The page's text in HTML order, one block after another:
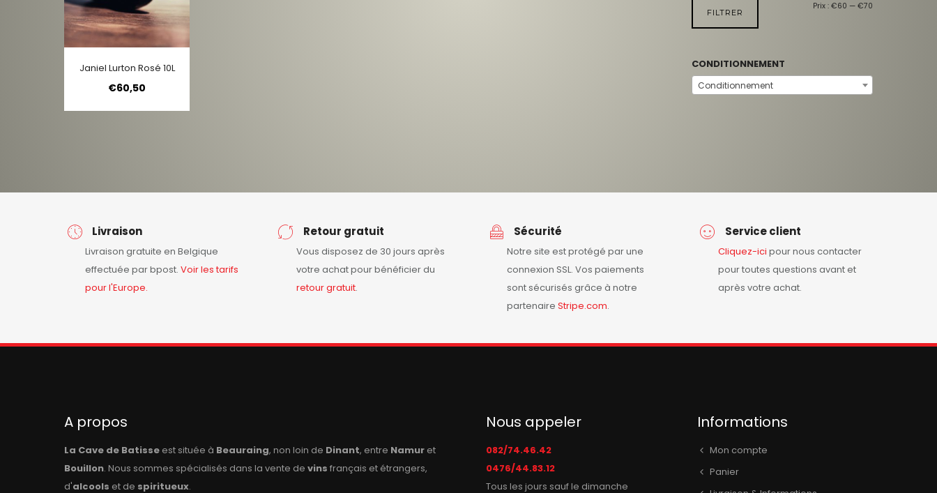
Janiel Lurton Rosé 10L
€60,50
FILTRER
Prix : €60 — €70
CONDITIONNEMENT
Conditionnement
Livraison
Livraison gratuite en Belgique
effectuée par bpost. Voir les tarifs
pour l'Europe.
Retour gratuit
Vous disposez de 30 jours après
votre achat pour bénéficier du
retourgratuit.
Sécurité
Notre site est protégé par une
connexion SSL. Vos paiements
sont sécurisés grâce à notre
partenaire Stripe.com.
Service client
Cliquez-ici pour nous contacter
pour toutes questions avant et
après votre achat.
A propos
La Cave de Batisse est située à Beauraing, non loin de Dinant, entre Namur et
Bouillon. Nous sommes spécialisés dans la vente de vins français et étrangers,
d'alcools et de spiritueux.
Nous appeler
082/74.46.42
0476/44.83.12
Tous les jours sauf le dimanche
Informations
Mon compte
Panier